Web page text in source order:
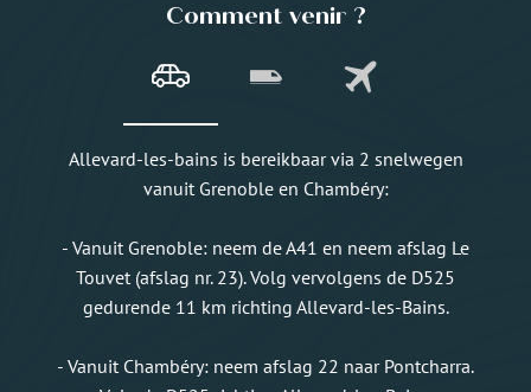
Comment venir ?
Allevard-les-bains is bereikbaar via 2 snelwegen
vanuit Grenoble en Chambéry:
- Vanuit Grenoble: neem de A41 en neem afslag Le
Touvet (afslag nr. 23). Volg vervolgens de D525
gedurende 11 km richting Allevard-les-Bains.
- Vanuit Chambéry: neem afslag 22 naar Pontcharra.